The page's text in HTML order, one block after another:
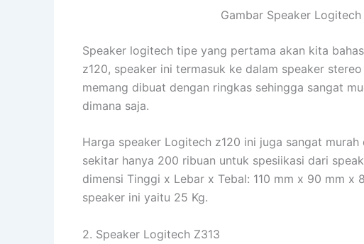
Gambar Speaker Logitech
Speaker logitech tipe yang pertama akan kita
z120, speaker ini termasuk ke dalam speaker
memang dibuat dengan ringkas sehingga sangat
dimana saja.
Harga speaker Logitech z120 ini juga sangat
sekitar hanya 200 ribuan untuk spesiikasi dari
dimensi Tinggi x Lebar x Tebal: 110 mm x 90 mm x
speaker ini yaitu 25 Kg.
2. Speaker Logitech Z313